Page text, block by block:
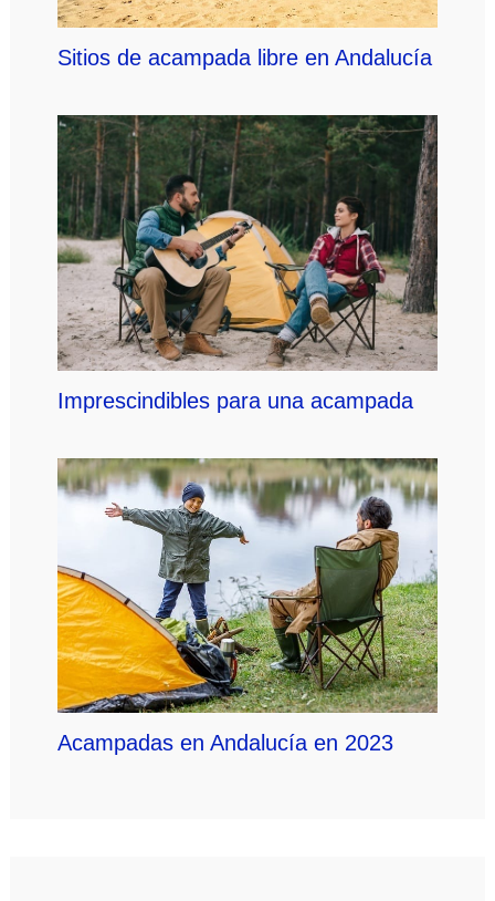
Sitios de acampada libre en Andalucía
Imprescindibles para una acampada
Acampadas en Andalucía en 2023